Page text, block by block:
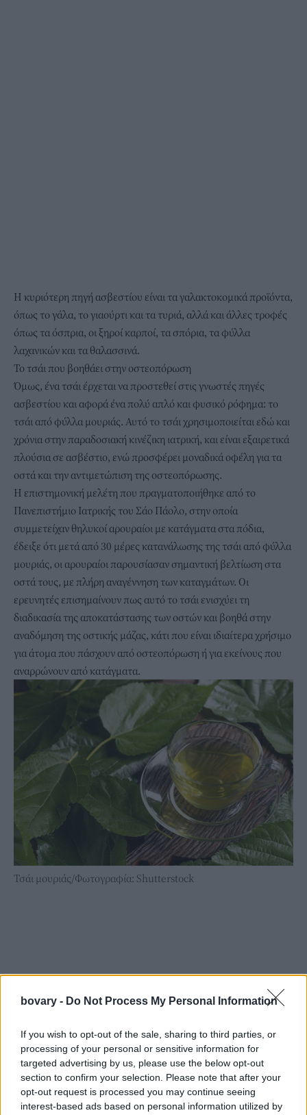
bovary - Do Not Process My Personal Information
If you wish to opt-out of the sale, sharing to third parties, or
processing of your personal or sensitive information for
targeted advertising by us, please use the below opt-out
section to confirm your selection. Please note that after your
opt-out request is processed you may continue seeing
interest-based ads based on personal information utilized by
Η κυριότερη πηγή ασβεστίου είναι τα γαλακτοκομικά προϊόντα,
όπως το γάλα, το γιαούρτι και τα τυριά, αλλά και άλλες τροφές
όπως τα όσπρια, οι ξηροί καρποί, τα σπόρια, τα φύλλα
λαχανικών και τα θαλασσινά.
Το τσάι που βοηθάει στην οστεοπόρωση
Όμως, ένα τσάι έρχεται να προστεθεί στις γνωστές πηγές
ασβεστίου και αφορά ένα πολύ απλό και φυσικό ρόφημα: το
τσάι από φύλλα μουριάς. Αυτό το τσάι χρησιμοποιείται εδώ και
χρόνια στην παραδοσιακή κινέζικη ιατρική, και είναι εξαιρετικά
πλούσια σε ασβέστιο, ενώ προσφέρει μοναδικά οφέλη για τα
οστά και την αντιμετώπιση της οστεοπόρωσης.
Η επιστημονική μελέτη που πραγματοποιήθηκε από το
Πανεπιστήμιο Ιατρικής του Σάο Πάολο, στην οποία
συμμετείχαν θηλυκοί αρουραίοι με κατάγματα στα πόδια,
έδειξε ότι μετά από 30 μέρες κατανάλωσης της τσάι από φύλλα
μουριάς, οι αρουραίοι παρουσίασαν σημαντική βελτίωση στα
οστά τους, με πλήρη αναγέννηση των καταγμάτων. Οι
ερευνητές επισημαίνουν πως αυτό το τσάι ενισχύει τη
διαδικασία της αποκατάστασης των οστών και βοηθά στην
αναδόμηση της οστικής μάζας, κάτι που είναι ιδιαίτερα χρήσιμο
για άτομα που πάσχουν από οστεοπόρωση ή για εκείνους που
αναρρώνουν από κατάγματα.
Τσάι μουριάς/Φωτογραφία: Shutterstock